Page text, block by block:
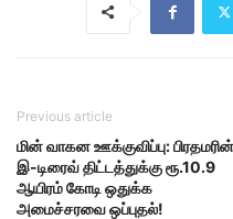
Previous article
மின் வாகன ஊக்குவிப்பு: பிரதமரின்
இ-டிரைவ் திட்டத்துக்கு ரூ.10.9
ஆயிரம் கோடி ஒதுக்க
அமைச்சரவை ஒப்புதல்!